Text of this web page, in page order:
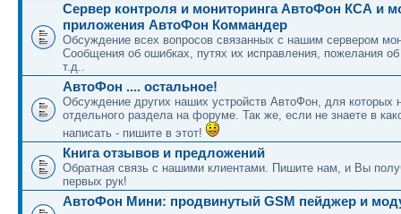
Сервер контроля и мониторинга АвтоФон КСА и
приложения АвтоФон Коммандер
Обсуждение всех вопросов связанных с нашим сервером
Сообщения об ошибках, путях их исправления, пожелания
т.д..
АвтоФон .... остальное!
Обсуждение других наших устройств АвтоФон, для которых
отдельного раздела на форуме. Так же, если не знаете в
написать - пишите в этот!
Книга отзывов и предложений
Обратная связь с нашими клиентами. Пишите нам, и Вы
первых рук!
АвтоФон Мини: продвинутый GSM пейджер и